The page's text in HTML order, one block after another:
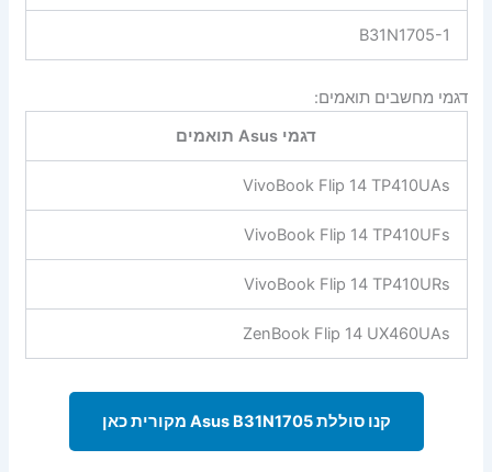
B31N1705-1
דגמי מחשבים תואמים:
דגמי Asus תואמים
VivoBook Flip 14 TP410UAs
VivoBook Flip 14 TP410UFs
VivoBook Flip 14 TP410URs
ZenBook Flip 14 UX460UAs
קנו סוללת Asus B31N1705 מקורית כאן